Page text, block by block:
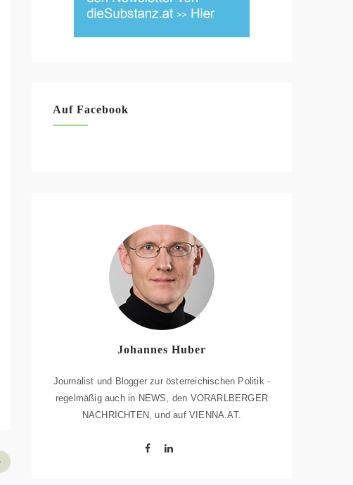
Auf Facebook
Johannes Huber
Journalist und Blogger zur österreichischen Politik -
regelmäßig auch in NEWS, den VORARLBERGER
NACHRICHTEN, und auf VIENNA.AT.